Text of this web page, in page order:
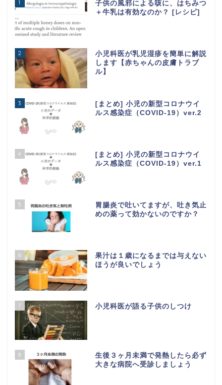
1
子供の風邪による咳に、はちみつ
＋牛乳は有効なのか？ [レシピ]
2
小児科医が乳児湿疹を簡単に解説
します【赤ちゃんの皮膚トラブ
ル】
3
[まとめ] 小児の新型コロナウイ
ルス感染症（COVID-19）ver.2
4
[まとめ] 小児の新型コロナウイ
ルス感染症（COVID-19）ver.1
5
胃腸炎で吐いてますが、吐き気止
めの薬って効かないのですか？
6
果汁は１歳になるまでは与えない
ほうが良いでしょう
7 小児科医が語る子供のしつけ
8
生後３ヶ月未満で発熱したら必ず
大きな病院へ受診しましょう